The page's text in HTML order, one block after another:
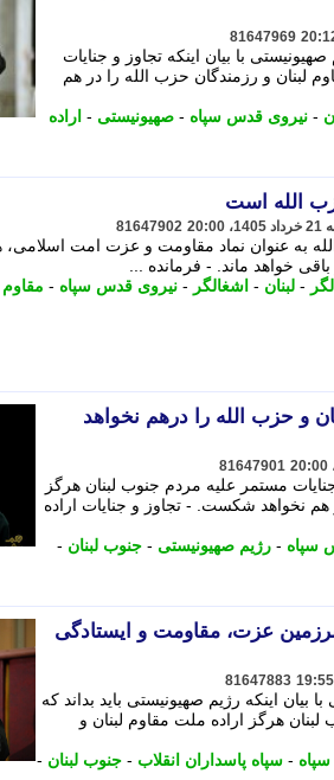
81647969
با بیان اینکه تجاوز و جنایات
لبنان و رزمندگان حزب الله را در هم
- نیروی قدس سپاه - صهیونیستی - اراده
الله است
81647902
به عنوان نماد مقاومت و عزت امت
خواهد ماند. - فرمانده ...
- لبنان - اشغالگر - نیروی قدس سپاه - مقاوم
و حزب الله را درهم نخواهد
81647901
مستمر علیه مردم جنوب لبنان هرگز
هم نخواهد شکست. - تجاوز و جنایات اراده
سپاه - رژیم صهیونیستی - جنوب لبنان -
عزت، مقاومت و ایستادگی
81647883
بیان اینکه رژیم صهیونیستی باید بداند که
هرگز اراده ملت مقاوم لبنان و
- سپاه پاسداران انقلاب - جنوب لبنان -